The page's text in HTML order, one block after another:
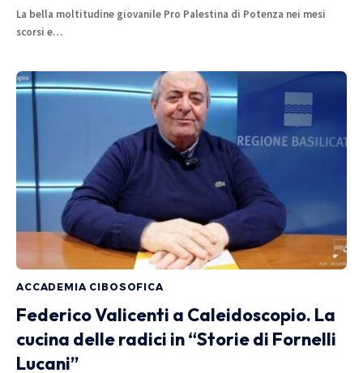
La bella moltitudine giovanile Pro Palestina di Potenza nei mesi
scorsi e…
ACCADEMIA CIBOSOFICA
Federico Valicenti a Caleidoscopio. La
cucina delle radici in “Storie di Fornelli
Lucani”